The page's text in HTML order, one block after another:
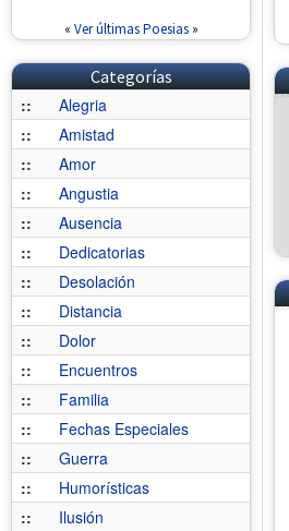
« Ver últimas Poesias»
Categorías
::
Alegria
::
Amistad
::
Amor
::
Angustia
::
Ausencia
::
Dedicatorias
::
Desolación
::
Distancia
::
Dolor
::
Encuentros
::
Familia
::
Fechas Especiales
::
Guerra
::
Humorísticas
::
Ilusión